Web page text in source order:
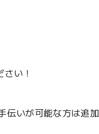
い！
伝いが可能な方は追